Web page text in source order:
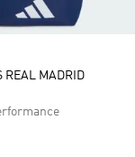
REAL MADRID